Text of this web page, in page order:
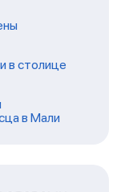
в столице
в Мали